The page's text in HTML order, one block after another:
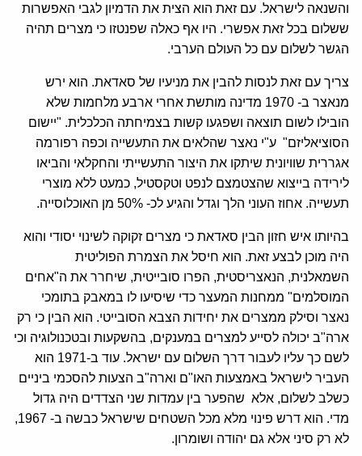
והשנאה לישראל. עם זאת הוא הצית את הדמיון לגבי האפשרות
ששלום בכל זאת אפשרי. היו אף כאלה שפנטזו כי מצרים תהיה
הגשר לשלום עם כל העולם הערבי.
צריך עם זאת לנסות להבין את מניעיו של סאדאת. הוא ירש
מנאצר ב- 1970 מדינה מותשת אחרי ארבע מלחמות שלא
הובילו לשום תוצאה ושפגעו קשות בצמיחתה הכלכלית. "יישום
הסוציאליזם" ע"י נאצר שהלאים את התעשייה וכפה רפורמה
אגררית שוויונית שיתקו את היצור התעשייתי והחקלאי והביאו
לירידה בייצוא שהצטמצם לנפט וטקסטיל, כמעט ללא מוצרי
תעשייה. אחוז העוני הלך וגדל והגיע לכ- 50% מן האוכלוסייה.
בהיותו איש חזון הבין סאדאת כי מצרים זקוקה לשינוי יסודי והוא
היה מוכן לבצע זאת. הוא חיסל את הצמרת הפוליטית
השמאלנית, הנאצריסטית, הפרו סובייטית, שיחרר את ה"אחים
המוסלמים" ממחנות המעצר כדי שיסיעו לו במאבק בתומכי
נאצר וסילק ממצרים את יחידות הצבא הסובייטי. הוא הבין כי רק
ארה"ב יכולה לסייע למצרים במענקים, בהשקעות ובטכנולוגיה וכי
לשם כך עליו לעבור דרך השלום עם ישראל. עוד ב-1971 הוא
העביר לישראל באמצעות האו"ם וארה"ב הצעות להסכמי ביניים
כשלב לשלום, אלא שהפער בין עמדות שני הצדדים היה גדול
מדי. הוא דרש פינוי מלא מכל השטחים שישראל כבשה ב- 1967,
לא רק סיני אלא גם יהודה ושומרון.